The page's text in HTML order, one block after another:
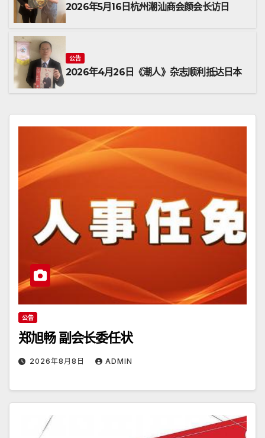
2026年5月16日杭州潮汕商会颜会长访日
公告
2026年4月26日《潮人》杂志顺利抵达日本
公告
郑旭畅 副会长委任状
2026年8月8日 ADMIN